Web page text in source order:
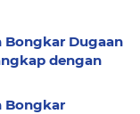
Bongkar Dugaan
dengan
Bongkar